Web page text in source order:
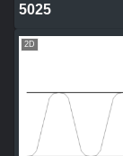
5025
2D